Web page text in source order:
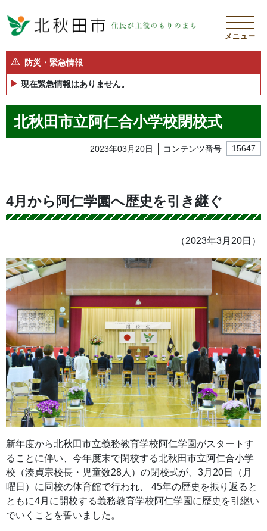
メニュー
防災・緊急情報
現在緊急情報はありません。
北秋田市立阿仁合小学校閉校式
2023年03月20日 コンテンツ番号 15647
4月から阿仁学園へ歴史を引き継ぐ
（2023年3月20日）
新年度から北秋田市立義務教育学校阿仁学園がスタートす
ることに伴い、今年度末で閉校する北秋田市立阿仁合小学
校（湊貞宗校長・児童数28人）の閉校式が、3月20日（月
曜日）に同校の体育館で行われ、 45年の歴史を振り返ると
ともに4月に開校する義務教育学校阿仁学園に歴史を引継い
でいくことを誓いました。